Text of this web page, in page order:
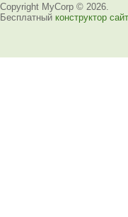
Copyright MyCorp © 2026
Бесплатный конструктор